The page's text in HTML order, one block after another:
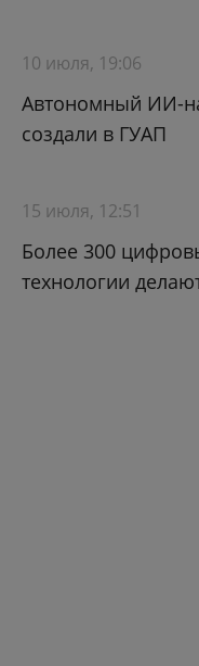
10 июля, 19:06
Автономный ИИ-
создали в ГУАП
15 июля, 12:51
Более 300
технологии